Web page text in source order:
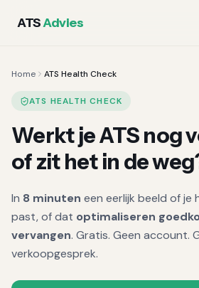
ATSAdvies
Home ATS Health Check
ATS HEALTH CHECK
Werkt je ATS nog
of zit het in de
In 8 minuten een eerlijk beeld of je
past, of dat optimaliseren
vervangen. Gratis. Geen account.
verkoopgesprek.